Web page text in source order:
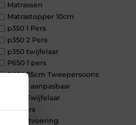
Matrassen
Matrastopper 10cm
p350 1 Pers
p350 2 Pers
p350 twijfelaar
P650 1 pers
P650 25cm Tweepersoons
een kern aanpasbaar
P650 Twijfelaar
Toppers
Maatvoering